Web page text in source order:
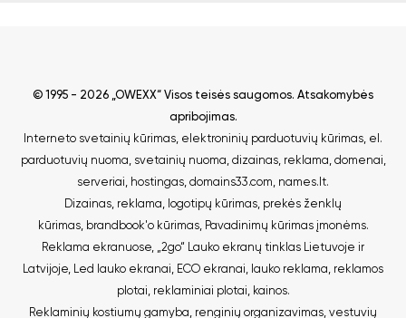
© 1995 - 2026 „OWEXX“ Visos teisės saugomos. Atsakomybės
apribojimas.
Interneto svetainių kūrimas elektroninių parduotuvių kūrimas el.
parduotuvių nuoma svetainių nuoma dizainas, reklama domenai
serveriai hostingas domains33.com names.lt.
Dizainas, reklama
logotipų kūrimas prekės ženklų
kūrimas, brandbook'o kūrimas, Pavadinimų kūrimas įmonėms.
Reklama ekranuose
„2go“ Lauko ekranų tinklas Lietuvoje ir
Latvijoje
Led lauko ekranai ECO ekranai lauko reklama reklamos
plotai reklaminiai plotai kainos.
Reklaminių kostiumų gamyba renginių organizavimas vestuvių